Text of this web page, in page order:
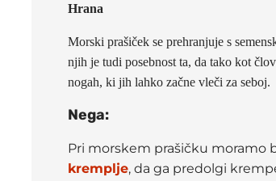
Hrana
Morski prašiček se prehranjuje s
njih je tudi posebnost ta, da tako kot
nogah, ki jih lahko začne vleči za seboj.
Nega:
Pri morskem prašičku moramo
kremplje, da ga predolgi